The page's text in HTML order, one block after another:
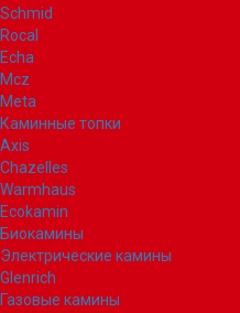
Schmid
Rocal
Echa
Mcz
Meta
Каминные топки
Axis
Chazelles
Warmhaus
Ecokamin
Биокамины
Электрические камины
Glenrich
Газовые камины